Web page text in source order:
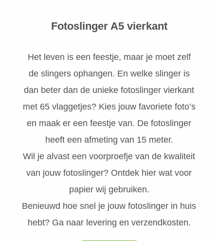
Fotoslinger A5 vierkant
Het leven is een feestje, maar je moet zelf
de slingers ophangen. En welke slinger is
dan beter dan de unieke fotoslinger vierkant
met 65 vlaggetjes? Kies jouw favoriete foto’s
en maak er een feestje van. De fotoslinger
heeft een afmeting van 15 meter.
Wil je alvast een voorproefje van de kwaliteit
van jouw fotoslinger? Ontdek hier wat voor
papier wij gebruiken.
Benieuwd hoe snel je jouw fotoslinger in huis
hebt? Ga naar levering en verzendkosten.